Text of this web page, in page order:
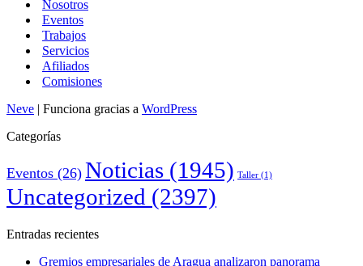
Nosotros
Eventos
Trabajos
Servicios
Afiliados
Comisiones
Neve | Funciona gracias a WordPress
Categorías
Eventos (26) Noticias (1945) Taller (1)
Uncategorized (2397)
Entradas recientes
Gremios empresariales de Aragua analizaron panorama